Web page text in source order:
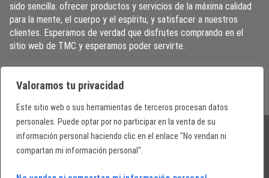
Valoramos tu privacidad
Este sitio web o sus herramientas de terceros procesan datos
personales. Puede optar por no participar en la venta de su
información personal haciendo clic en el enlace "No vendan ni
compartan mi información personal".
sido sencilla: ofrecer productos y servicios de la máxima calidad
para la mente, el cuerpo y el espíritu, y satisfacer a nuestros
clientes. Esperamos de verdad que disfrutes comprando en el
sitio web de TMC y esperamos poder servirte.
© 2026 Tex-Mex Curios Inc. Texas, USA. All Rights Reserved. Prices subject to
change without notice.